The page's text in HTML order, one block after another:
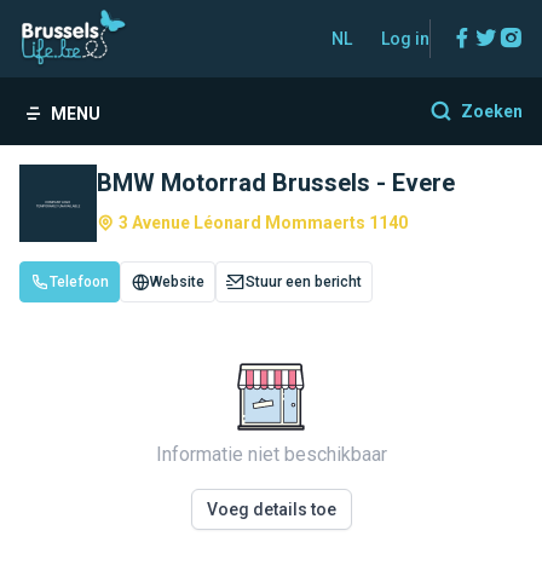
NL Log in
MENU Zoeken
BMW Motorrad Brussels - Evere
3 Avenue Léonard Mommaerts 1140
Telefoon Website Stuur een bericht
Informatie niet beschikbaar
Voeg details toe